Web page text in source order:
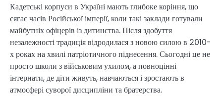
Кадетські корпуси в Україні мають глибоке коріння, що
сягає часів Російської імперії, коли такі заклади готували
майбутніх офіцерів із дитинства. Після здобуття
незалежності традиція відродилася з новою силою в 2010-
х роках на хвилі патріотичного піднесення. Сьогодні це не
просто школи з військовим ухилом, а повноцінні
інтернати, де діти живуть, навчаються і зростають в
атмосфері суворої дисципліни та братерства.